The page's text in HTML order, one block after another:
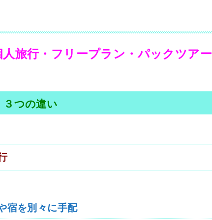
人旅行・フリープラン・パックツアー
３つの違い
宿を別々に手配